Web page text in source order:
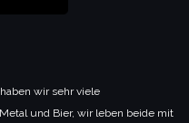
wir sehr viele
und Bier, wir leben beide mit